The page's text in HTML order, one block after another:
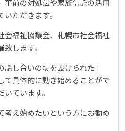
事前の対処法や家族信託の活用
ただきます。
会福祉協議会、札幌市社会福祉
します。
し合いの場を設けられた」
て具体的に動き始めることがで
ています。
考え始めたいという方にお勧め